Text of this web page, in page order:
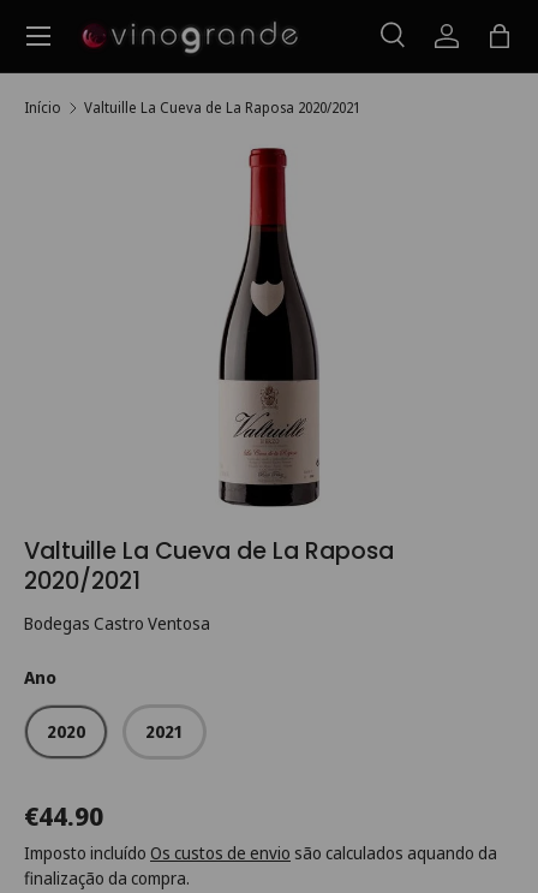
Ir para o conteúdo
Pesquisar
PesquisarIniciarSaco
Menu
Início Valtuille La Cueva de La Raposa 2020/2021
Valtuille La Cueva de La Raposa
2020/2021
Bodegas Castro Ventosa
Ano
2020 2021
€44.90
Imposto incluído Os custos de envio são calculados aquando da
finalização da compra.